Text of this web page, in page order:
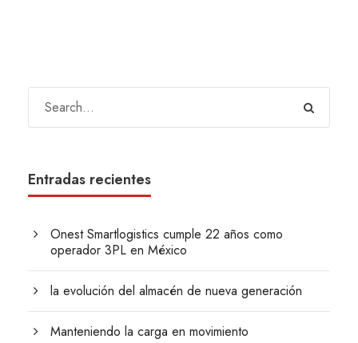
Entradas recientes
Onest Smartlogistics cumple 22 años como
operador 3PL en México
la evolución del almacén de nueva generación
Manteniendo la carga en movimiento